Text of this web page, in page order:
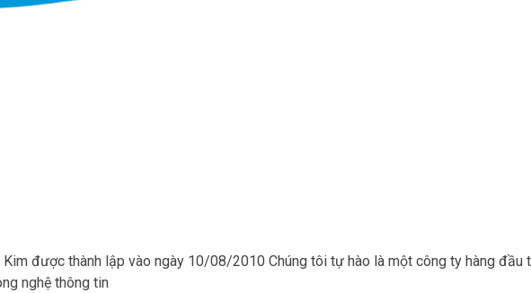
Kim được thành lập vào ngày 10/08/2010 Chúng tôi tự hào là một công ty hàng đầu
nghệ thông tin